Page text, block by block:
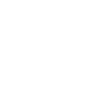
Plattformen